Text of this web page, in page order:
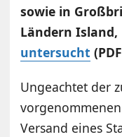
sowie in
Ländern Island,
untersucht
Ungeachtet der
vorgenommenen
Versand eines